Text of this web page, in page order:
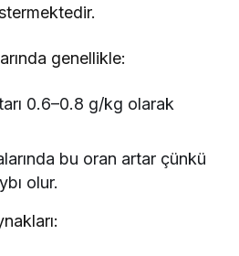
genellikle:
0.6–0.8 g/kg olarak
bu oran artar çünkü
olur.